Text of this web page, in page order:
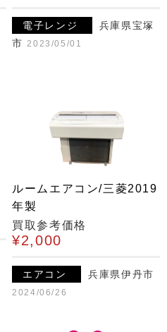
電子レンジ
兵庫県宝塚
市 2023/05/01
ルームエアコン/三菱2019
年製
買取参考価格
¥2,000
エアコン 兵庫県伊丹市
2024/06/26